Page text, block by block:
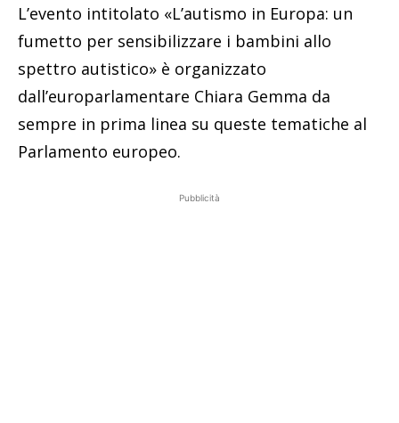
L’evento intitolato «L’autismo in Europa: un
fumetto per sensibilizzare i bambini allo
spettro autistico» è organizzato
dall’europarlamentare Chiara Gemma da
sempre in prima linea su queste tematiche al
Parlamento europeo.
Pubblicità